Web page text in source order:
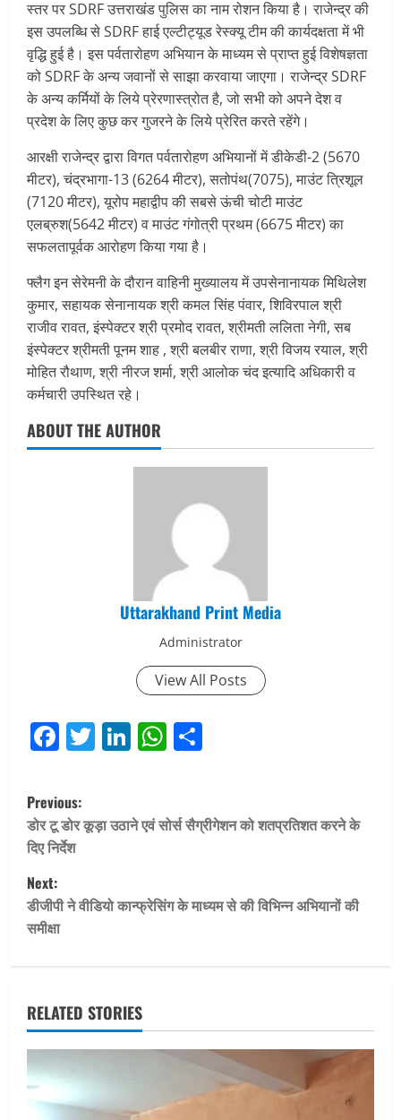
स्तर पर SDRF उत्तराखंड पुलिस का नाम रोशन किया है। राजेन्द्र की
इस उपलब्धि से SDRF हाई एल्टीट्यूड रेस्क्यू टीम की कार्यदक्षता में भी
वृद्धि हुई है। इस पर्वतारोहण अभियान के माध्यम से प्राप्त हुई विशेषज्ञता
को SDRF के अन्य जवानों से साझा करवाया जाएगा। राजेन्द्र SDRF
के अन्य कर्मियों के लिये प्रेरणास्त्रोत है, जो सभी को अपने देश व
प्रदेश के लिए कुछ कर गुजरने के लिये प्रेरित करते रहेंगे।
आरक्षी राजेन्द्र द्वारा विगत पर्वतारोहण अभियानों में डीकेडी-2 (5670
मीटर), चंद्रभागा-13 (6264 मीटर), सतोपंथ(7075), माउंट त्रिशूल
(7120 मीटर), यूरोप महाद्वीप की सबसे ऊंची चोटी माउंट
एलब्रुश(5642 मीटर) व माउंट गंगोत्री प्रथम (6675 मीटर) का
सफलतापूर्वक आरोहण किया गया है।
फ्लैग इन सेरेमनी के दौरान वाहिनी मुख्यालय में उपसेनानायक मिथिलेश
कुमार, सहायक सेनानायक श्री कमल सिंह पंवार, शिविरपाल श्री
राजीव रावत, इंस्पेक्टर श्री प्रमोद रावत, श्रीमती ललिता नेगी, सब
इंस्पेक्टर श्रीमती पूनम शाह , श्री बलबीर राणा, श्री विजय रयाल, श्री
मोहित रौथाण, श्री नीरज शर्मा, श्री आलोक चंद इत्यादि अधिकारी व
कर्मचारी उपस्थित रहे।
ABOUT THE AUTHOR
Uttarakhand Print Media
Administrator
View All Posts
Facebook
Twitter
LinkedIn
WhatsApp
P
o
s
t
n
v
i
g
Previous:
डोर टू डोर कूड़ा उठाने एवं सोर्स सैग्रीगेशन को शतप्रतिशत करने के
दिए निर्देश
Next:
डीजीपी ने वीडियो कान्फ्रेसिंग के माध्यम से की विभिन्न अभियानों की
समीक्षा
RELATED STORIES